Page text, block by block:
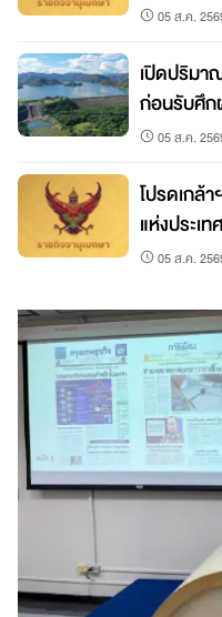
05 ส.ค.
เปิดปริมา
ก่อนรับศึก
05 ส.ค.
โปรดเกล้
แห่งประเ
05 ส.ค.